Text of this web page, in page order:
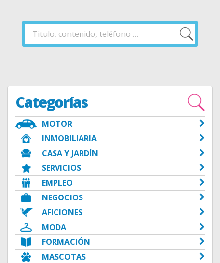
Buscar
Buscar
Categorías
MOTOR
INMOBILIARIA
CASA Y JARDÍN
SERVICIOS
EMPLEO
NEGOCIOS
AFICIONES
MODA
FORMACIÓN
MASCOTAS